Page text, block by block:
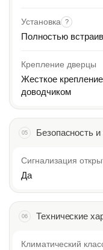
Установка ?
Полностью
Крепление дверцы
Жесткое
доводчиком
05 Безопасность
Сигнализация
Да
06 Технические
Климатический